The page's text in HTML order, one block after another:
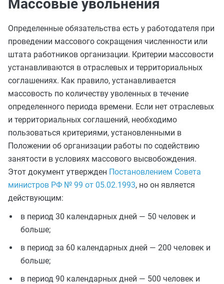
Массовые увольнения
Определенные обязательства есть у работодателя при
проведении массового сокращения численности или
штата работников организации. Критерии массовости
устанавливаются в отраслевых и территориальных
соглашениях. Как правило, устанавливается
массовость по количеству уволенных в течение
определенного периода времени. Если нет отраслевых
и территориальных соглашений, необходимо
пользоваться критериями, установленными в
Положении об организации работы по содействию
занятости в условиях массового высвобождения.
Этот документ утвержден Постановлением Совета
министров РФ № 99 от 05.02.1993, но он является
действующим:
в период 30 календарных дней — 50 человек и
больше;
в период за 60 календарных дней — 200 человек и
больше;
в период 90 календарных дней — 500 человек и